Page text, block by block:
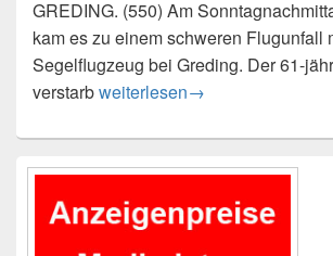
GREDING. (550) Am
kam es zu einem schweren Flugunfall
Segelflugzeug bei Greding. Der 61-
verstarbTödlicher Flugunfall bei Greding
weiterlesen→
Primärer
Widgetbereich